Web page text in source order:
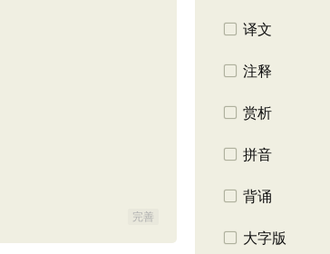
完善
译文
注释
赏析
拼音
背诵
大字版